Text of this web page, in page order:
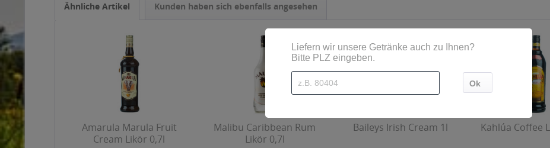
Ähnliche Artikel Kunden haben sich ebenfalls angesehen
Amarula Marula Fruit
Cream Likör 0,7l
Malibu Caribbean Rum
Likör 0,7l
Baileys Irish Cream 1l Kahlúa Coffee